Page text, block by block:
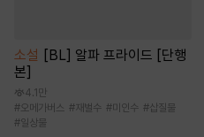
소설 [BL] 알파 프라이드 [단행
본]
4.1만
#오메가버스 # 재벌수 #미인수 #삽질물
#일상물